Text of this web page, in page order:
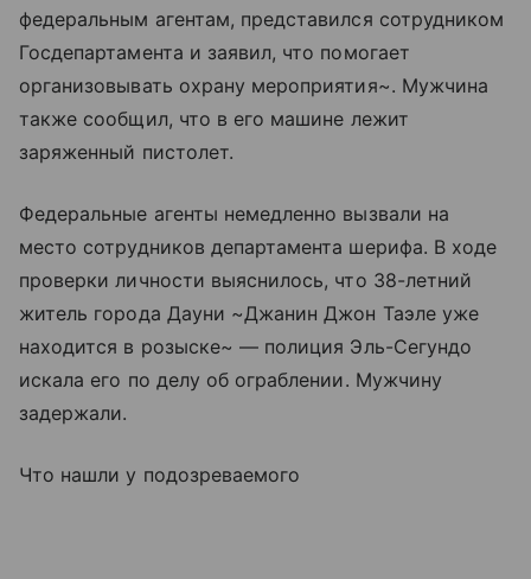
федеральным агентам, представился сотрудником
Госдепартамента и заявил, что помогает
организовывать охрану мероприятия~. Мужчина
также сообщил, что в его машине лежит
заряженный пистолет.
Федеральные агенты немедленно вызвали на
место сотрудников департамента шерифа. В ходе
проверки личности выяснилось, что 38-летний
житель города Дауни ~Джанин Джон Таэле уже
находится в розыске~ — полиция Эль-Сегундо
искала его по делу об ограблении. Мужчину
задержали.
Что нашли у подозреваемого